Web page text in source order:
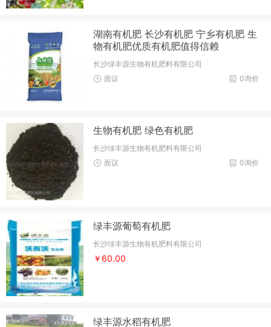
湖南有机肥 长沙有机肥 宁乡有机肥 生
物有机肥优质有机肥值得信赖
长沙绿丰源生物有机肥料有限公司
0询价
面议
生物有机肥 绿色有机肥
长沙绿丰源生物有机肥料有限公司
0询价
面议
绿丰源葡萄有机肥
长沙绿丰源生物有机肥料有限公司
￥60.00
绿丰源水稻有机肥